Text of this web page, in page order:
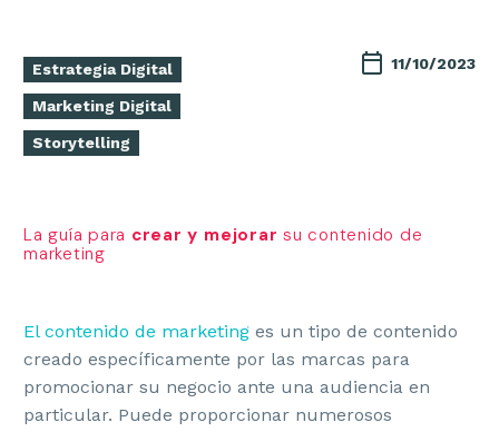
Estrategia Digital
Marketing Digital
Storytelling
11/10/2023
La guía para crear y mejorar su contenido de
marketing
El contenido de marketing es un tipo de contenido
creado específicamente por las marcas para
promocionar su negocio ante una audiencia en
particular. Puede proporcionar numerosos